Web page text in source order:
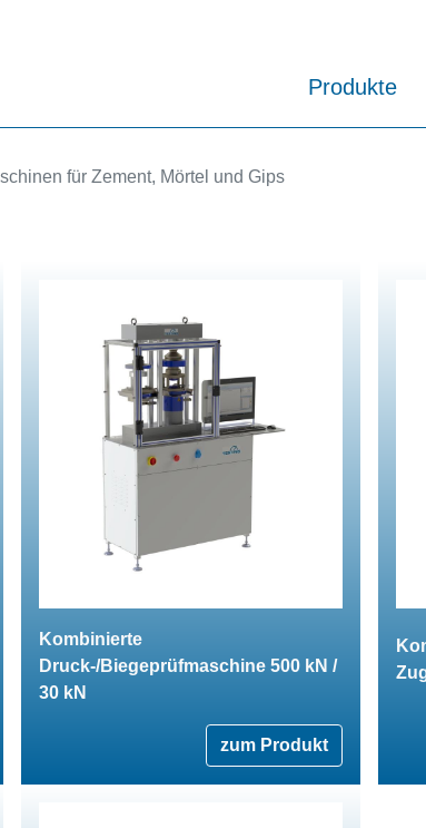
Produkte
für Zement, Mörtel und Gips
Kombinierte
Druck-/Biegeprüfmaschine 500 kN /
30 kN
zum Produkt